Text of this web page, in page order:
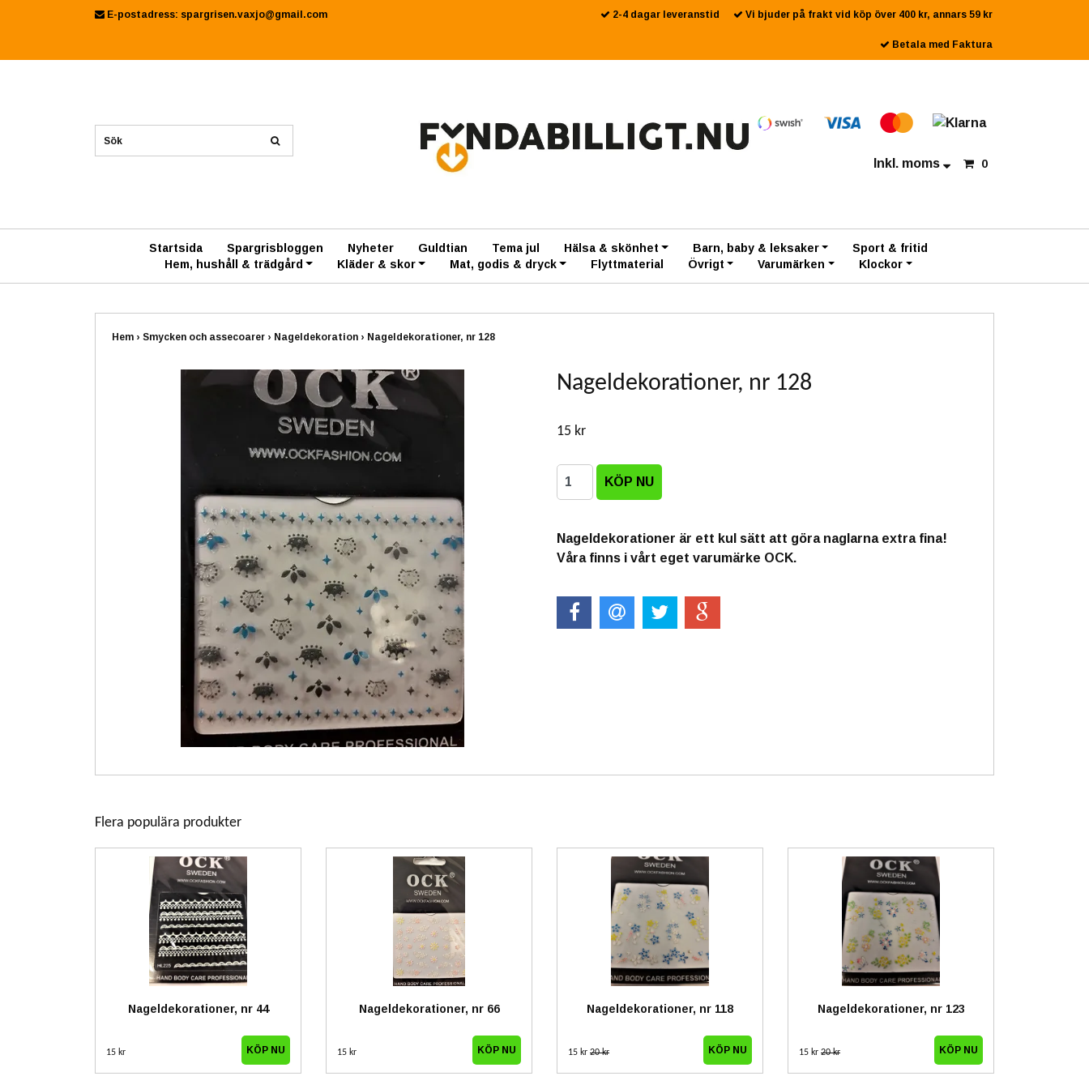
E-postadress: spargrisen.vaxjo@gmail.com 2-4 dagar leveranstid Vi bjuder på frakt vid köp över 400 kr, annars 59 kr
Betala med Faktura
Inkl. moms 0
Startsida Spargrisbloggen Nyheter Guldtian Tema jul Hälsa & skönhet Barn, baby & leksaker
Sport & fritid
Hem, hushåll & trädgård
Kläder & skor Mat, godis & dryck Flyttmaterial Övrigt Varumärken Klockor
Hem › Smycken och assecoarer › Nageldekoration › Nageldekorationer, nr 128
Nageldekorationer, nr 128
15 kr
Nageldekorationer är ett kul sätt att göra naglarna extra fina!
Våra finns i vårt eget varumärke OCK.
Flera populära produkter
Nageldekorationer, nr 44
15 kr
Nageldekorationer, nr 66
15 kr
Nageldekorationer, nr 118
15 kr 20 kr
Nageldekorationer, nr 123
15 kr 20 kr